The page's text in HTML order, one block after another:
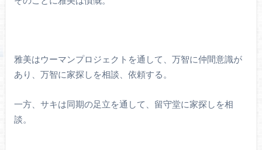
雅美はウーマンプロジェクトを通して、万智に仲間意識が
あり、万智に家探しを相談、依頼する。
一方、サキは同期の足立を通して、留守堂に家探しを相
談。